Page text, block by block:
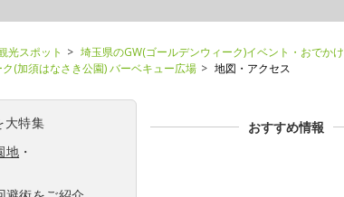
光スポット
埼玉県のGW(ゴールデンウィーク)イベント・おでか
(加須はなさき公園) バーベキュー広場 地図・アクセス
大特集
地 ・
おすすめ情報